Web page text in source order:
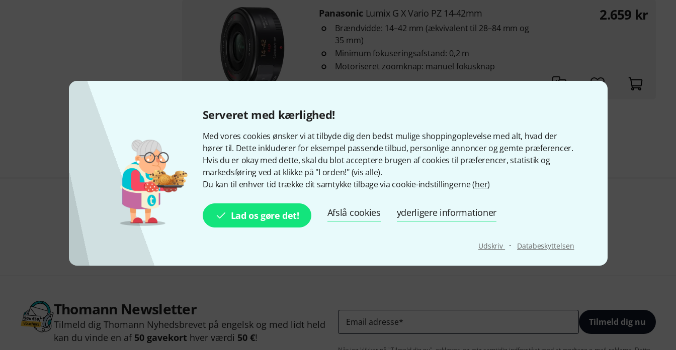
Serveret med kærlighed!
Med vores cookies ønsker vi at tilbyde dig den bedst mulige shoppingoplevelse med alt, hvad der
hører til. Dette inkluderer for eksempel passende tilbud, personlige annoncer og gemte præferencer.
Hvis du er okay med dette, skal du blot acceptere brugen af cookies til præferencer, statistik og
markedsføring ved at klikke på "I orden!" (vis alle).
Du kan til enhver tid trække dit samtykke tilbage via cookie-indstillingerne (her)
Lad os gøre det! Afslå cookies yderligere informationer
Udskriv · Databeskyttelsen
Panasonic Lumix G X Vario PZ 14-42mm
Brændvidde: 14–42 mm (ækvivalent til 28–84 mm og
35 mm)
Minimum fokuseringsafstand: 0,2 m
Motoriseret zoomknap: manuel fokusknap
2.659 kr
Alle priser er inkl. moms
Kan du lide det du ser?
Thomann Newsletter
Tilmeld dig Thomann Nyhedsbrevet på engelsk og med lidt held
kan du vinde en af 50 gavekort hver værdi 50 €!
Email adresse* Tilmeld dig nu